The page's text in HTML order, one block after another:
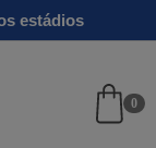
estádios
0